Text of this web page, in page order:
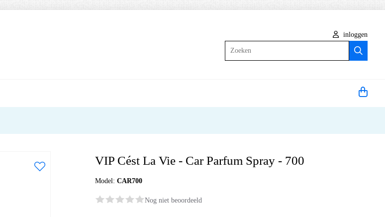
inloggen
VIP Cést La Vie - Car Parfum Spray - 700
Model:CAR700
Nog niet beoordeeld